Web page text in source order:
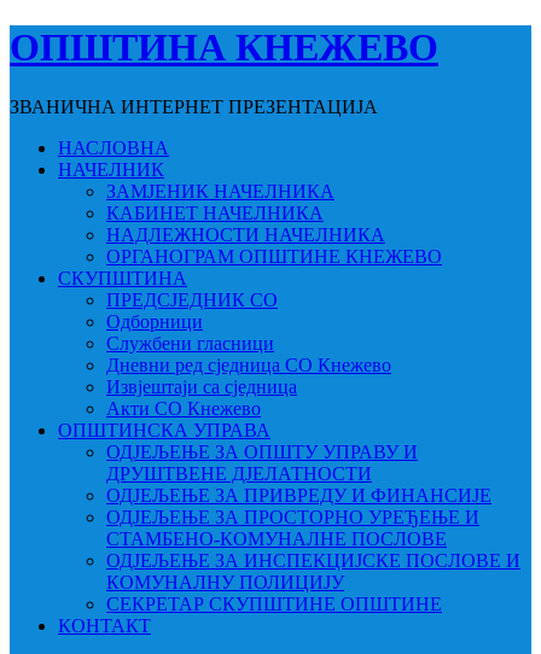
ОПШТИНА КНЕЖЕВО
ЗВАНИЧНА ИНТЕРНЕТ ПРЕЗЕНТАЦИЈА
НАСЛОВНА
НАЧЕЛНИК
ЗАМЈЕНИК НАЧЕЛНИКА
КАБИНЕТ НАЧЕЛНИКА
НАДЛЕЖНОСТИ НАЧЕЛНИКА
ОРГАНОГРАМ ОПШТИНЕ КНЕЖЕВО
СКУПШТИНА
ПРЕДСЈЕДНИК СО
Одборници
Службени гласници
Дневни ред сједница СО Кнежево
Извјештаји са сједница
Акти СО Кнежево
ОПШТИНСКА УПРАВА
ОДЈЕЉЕЊЕ ЗА ОПШТУ УПРАВУ И
ДРУШТВЕНЕ ДЈЕЛАТНОСТИ
ОДЈЕЉЕЊЕ ЗА ПРИВРЕДУ И ФИНАНСИЈЕ
ОДЈЕЉЕЊЕ ЗА ПРОСТОРНО УРЕЂЕЊЕ И
СТАМБЕНО-КОМУНАЛНЕ ПОСЛОВЕ
ОДЈЕЉЕЊЕ ЗА ИНСПЕКЦИЈСКЕ ПОСЛОВЕ И
КОМУНАЛНУ ПОЛИЦИЈУ
СЕКРЕТАР СКУПШТИНЕ ОПШТИНЕ
КОНТАКТ